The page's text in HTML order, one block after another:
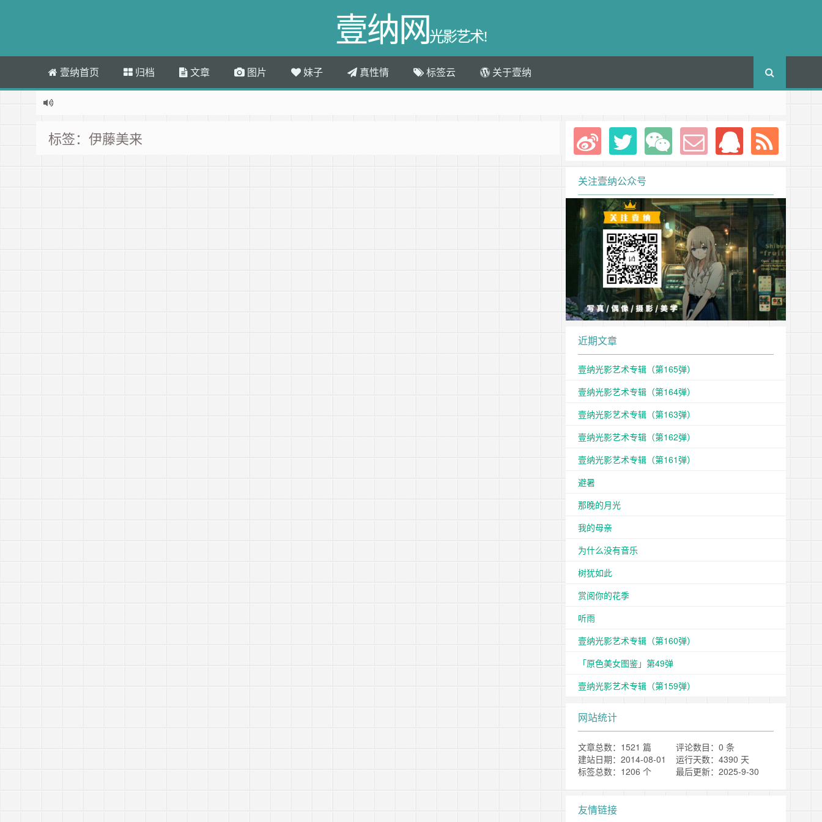
壹纳网光影艺术!
壹纳首页 归档 文章 图片 妹子 真性情 标签云 关于壹纳
标签：伊藤美来
关注壹纳公众号
近期文章
壹纳光影艺术专辑（第165弹）
壹纳光影艺术专辑（第164弹）
壹纳光影艺术专辑（第163弹）
壹纳光影艺术专辑（第162弹）
壹纳光影艺术专辑（第161弹）
避暑
那晚的月光
我的母亲
为什么没有音乐
树犹如此
赏阅你的花季
听雨
壹纳光影艺术专辑（第160弹）
「原色美女图鉴」第49弹
壹纳光影艺术专辑（第159弹）
网站统计
文章总数：1521 篇
评论数目：0 条
建站日期：2014-08-01
运行天数：4390 天
标签总数：1206 个
最后更新：2025-9-30
友情链接